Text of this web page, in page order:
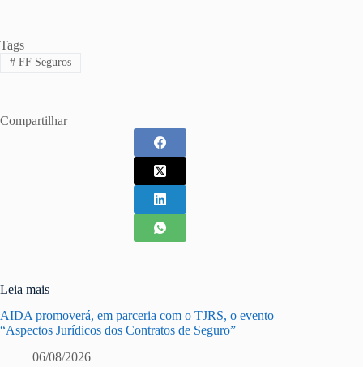
Tags
#FF Seguros
Compartilhar
Leia mais
AIDA promoverá, em parceria com o TJRS, o evento
“Aspectos Jurídicos dos Contratos de Seguro”
06/08/2026